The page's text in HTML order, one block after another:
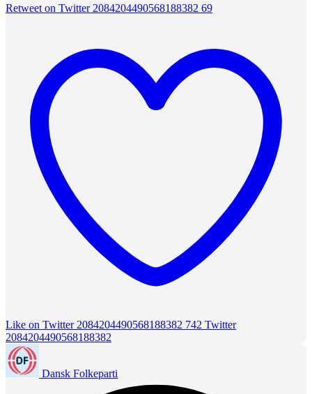
Retweet on Twitter 2084204490568188382 69
Like on Twitter 2084204490568188382 742 Twitter
2084204490568188382
Dansk Folkeparti